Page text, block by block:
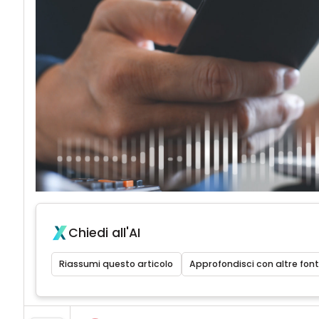
Chiedi all'AI
Riassumi questo articolo Approfondisci con altre